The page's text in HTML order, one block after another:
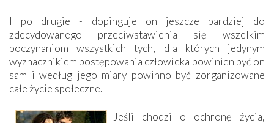
I po drugie - dopinguje on jeszcze bardziej do
zdecydowanego przeciwstawienia się wszelkim
poczynaniom wszystkich tych, dla których jedynym
wyznacznikiem postępowania człowieka powinien być on
sam i według jego miary powinno być zorganizowane
całe życie społeczne.
Jeśli chodzi o ochronę życia,